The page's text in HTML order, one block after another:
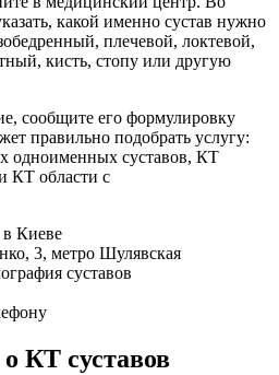
какой именно сустав нужно
плечевой, локтевой,
кисть, стопу или другую
сообщите его формулировку
правильно подобрать услугу:
одноименных суставов, КТ
КТ области с
Киеве
3, метро Шулявская
суставов
КТ суставов